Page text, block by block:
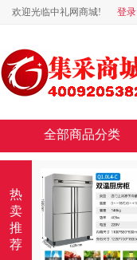
欢迎光临中礼网商城! 登录
全部商品分类
热
卖
推
荐